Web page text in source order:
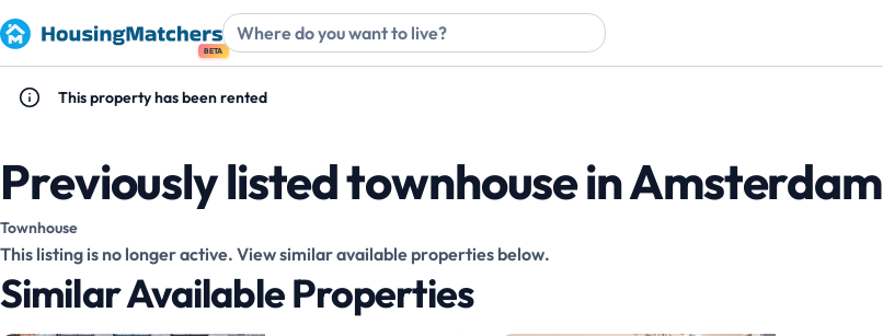
BETA
This property has been rented
Previously listed townhouse in Amsterdam
Townhouse
This listing is no longer active. View similar available properties below.
Similar Available Properties